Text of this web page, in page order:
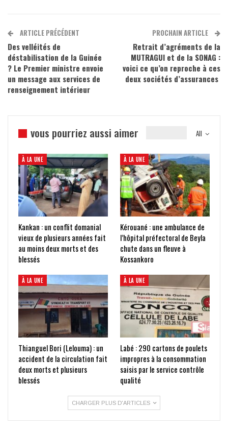
ARTICLE PRÉCÉDENT
Des velléités de
déstabilisation de la Guinée
? Le Premier ministre envoie
un message aux services de
renseignement intérieur
PROCHAIN ARTICLE
Retrait d’agréments de la
MUTRAGUI et de la SONAG :
voici ce qu’on reproche à ces
deux sociétés d’assurances
All
vous pourriez aussi aimer
À LA UNE
Kankan : un conflit domanial
vieux de plusieurs années fait
au moins deux morts et des
blessés
À LA UNE
Kérouané : une ambulance de
l’hôpital préfectoral de Beyla
chute dans un fleuve à
Kossankoro
À LA UNE
Thianguel Bori (Lelouma) : un
accident de la circulation fait
deux morts et plusieurs
blessés
À LA UNE
Labé : 290 cartons de poulets
impropres à la consommation
saisis par le service contrôle
qualité
CHARGER PLUS D'ARTICLES